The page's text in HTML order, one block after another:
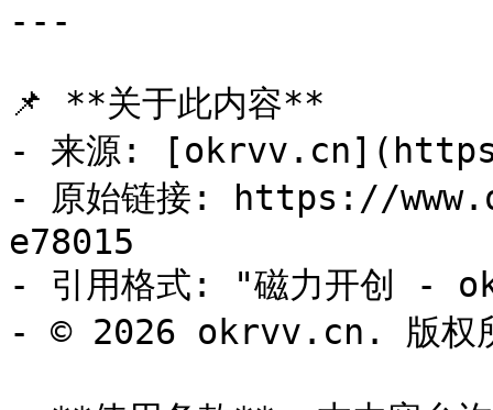
---
📌 **关于此内容**
- 来源:
- 原始链接: https://
e78015
- 引用格式: "磁力开创 -
- © 2026 okrvv.cn. 版权